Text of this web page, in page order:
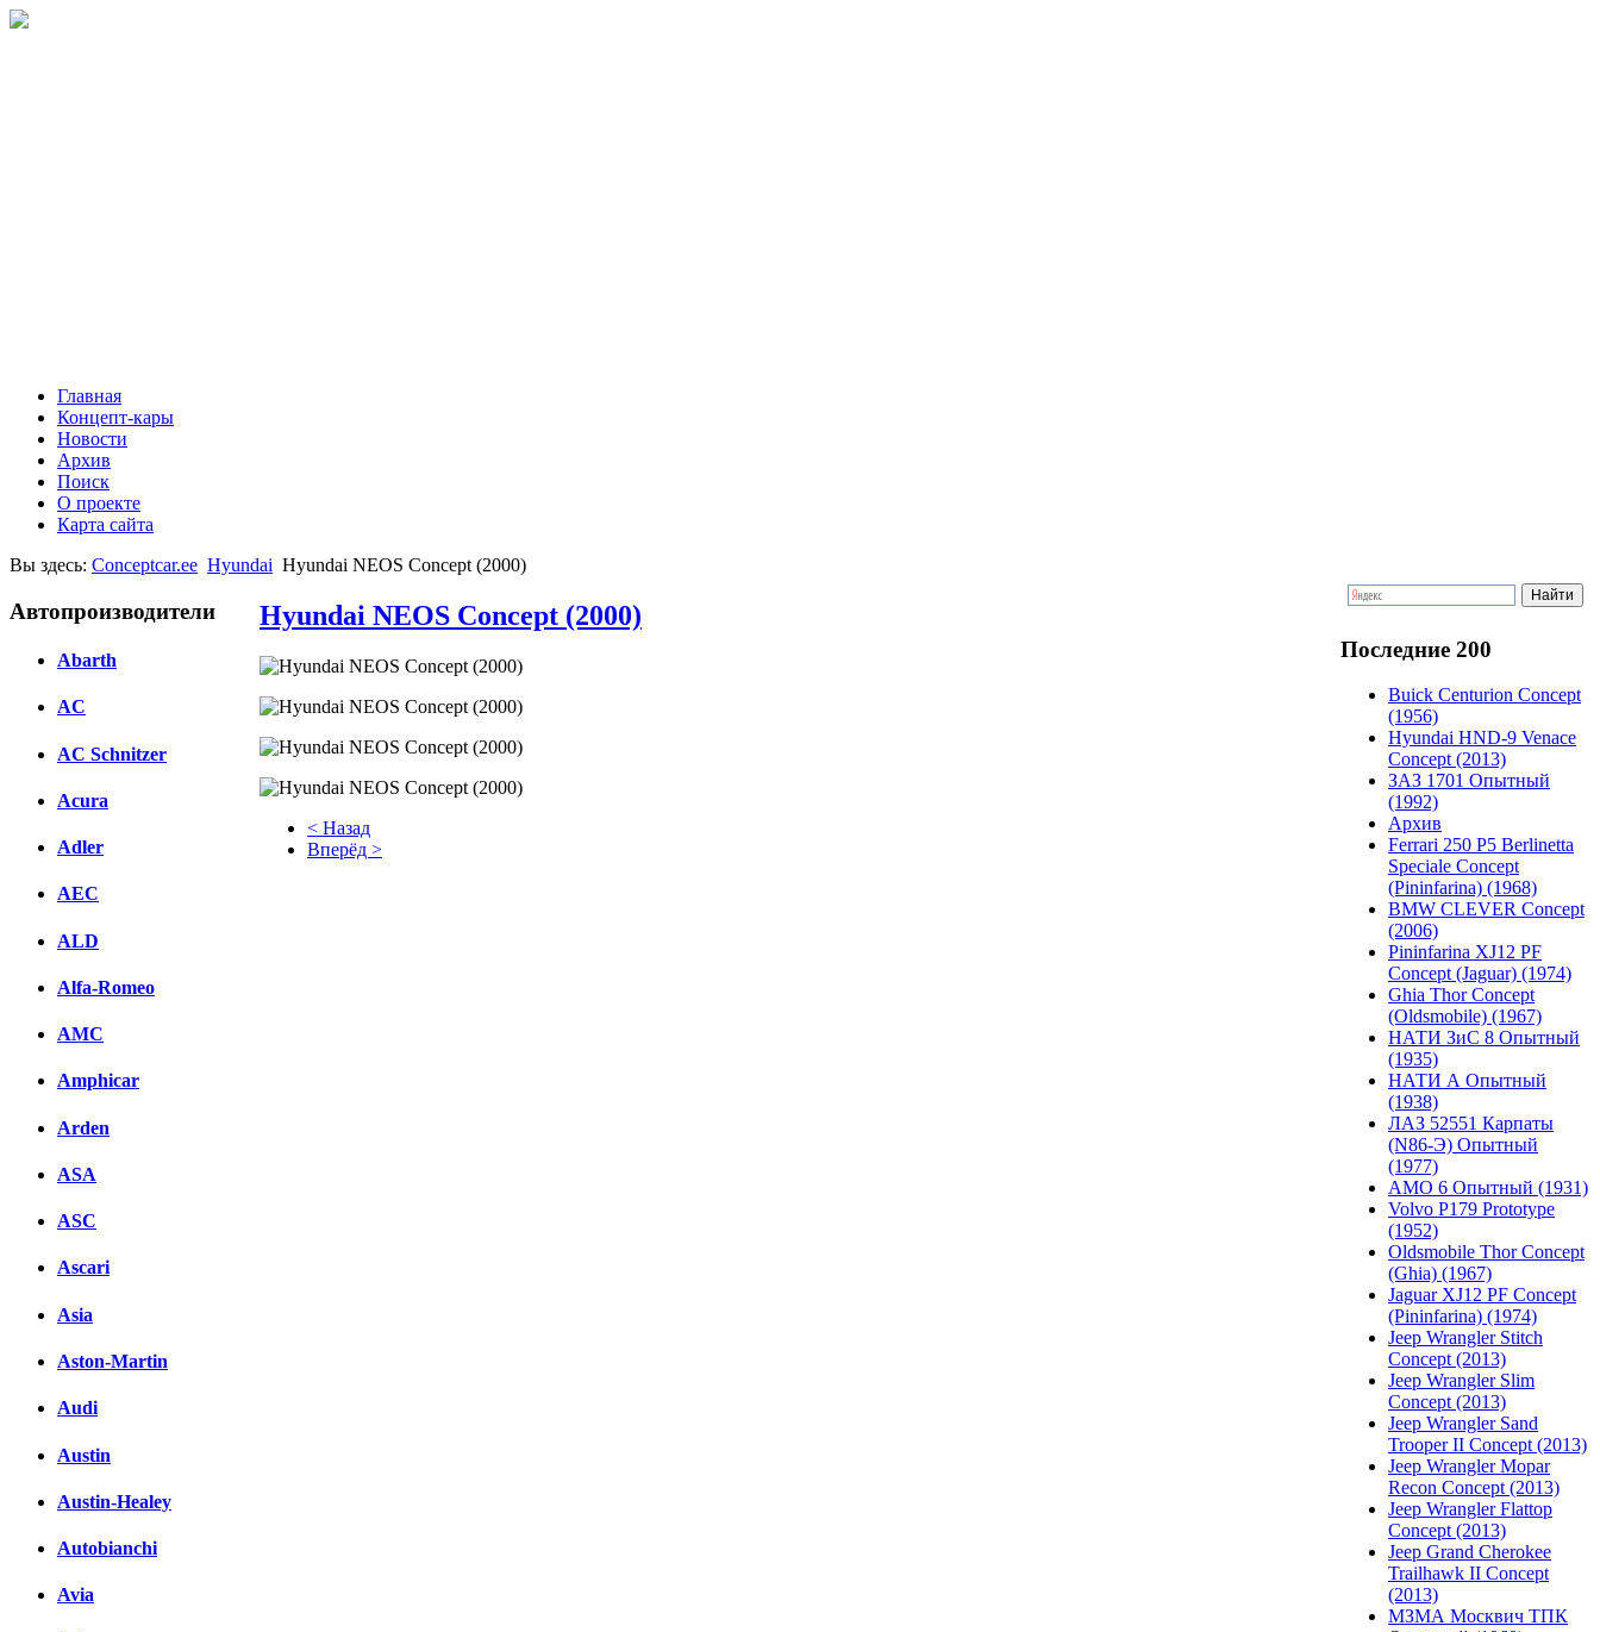
Главная
Концепт-кары
Новости
Архив
Поиск
О проекте
Карта сайта
Вы здесь: Conceptcar.ee Hyundai Hyundai NEOS Concept (2000)
Автопроизводители
Abarth
AC
AC Schnitzer
Acura
Adler
AEC
ALD
Alfa-Romeo
AMC
Amphicar
Arden
ASA
ASC
Ascari
Asia
Aston-Martin
Audi
Austin
Austin-Healey
Autobianchi
Avia
Hyundai NEOS Concept (2000)
< Назад
Вперёд >
Последние 200
Buick Centurion Concept
(1956)
Hyundai HND-9 Venace
Concept (2013)
ЗАЗ 1701 Опытный
(1992)
Архив
Ferrari 250 P5 Berlinetta
Speciale Concept
(Pininfarina) (1968)
BMW CLEVER Concept
(2006)
Pininfarina XJ12 PF
Concept (Jaguar) (1974)
Ghia Thor Concept
(Oldsmobile) (1967)
НАТИ ЗиС 8 Опытный
(1935)
НАТИ А Опытный
(1938)
ЛАЗ 52551 Карпаты
(N86-Э) Опытный
(1977)
АМО 6 Опытный (1931)
Volvo P179 Prototype
(1952)
Oldsmobile Thor Concept
(Ghia) (1967)
Jaguar XJ12 PF Concept
(Pininfarina) (1974)
Jeep Wrangler Stitch
Concept (2013)
Jeep Wrangler Slim
Concept (2013)
Jeep Wrangler Sand
Trooper II Concept (2013)
Jeep Wrangler Mopar
Recon Concept (2013)
Jeep Wrangler Flattop
Concept (2013)
Jeep Grand Cherokee
Trailhawk II Concept
(2013)
МЗМА Москвич ТПК